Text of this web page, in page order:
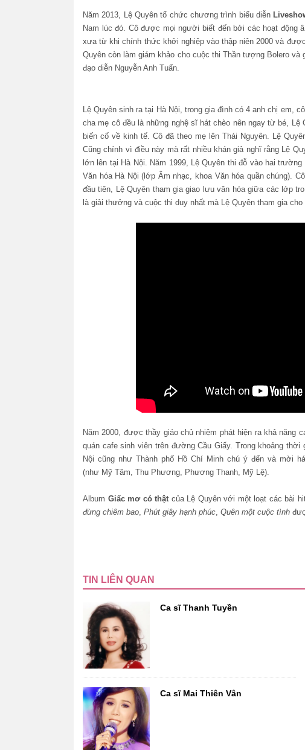
Năm 2013, Lệ Quyên tổ chức chương trình biểu diễn
Nam lúc đó. Cô được mọi người biết đến bởi các hoạt động
xưa từ khi chính thức khởi nghiệp vào thập niên 2000 và
Quyên còn làm giám khảo cho cuộc thi Thần tượng Bolero và
đạo diễn Nguyễn Anh Tuấn.
Lệ Quyên sinh ra tại Hà Nội, trong gia đình có 4 anh chị em,
cha mẹ cô đều là những nghệ sĩ hát chèo nên ngay từ bé,
biến cố về kinh tế. Cô đã theo mẹ lên Thái Nguyên. Lệ
Cũng chính vì điều này mà rất nhiều khán giả nghĩ rằng Lệ
lớn lên tại Hà Nội. Năm 1999, Lệ Quyên thi đỗ vào hai
Văn hóa Hà Nội (lớp Âm nhạc, khoa Văn hóa quần chúng).
đầu tiên, Lệ Quyên tham gia giao lưu văn hóa giữa các lớp
là giải thưởng và cuộc thi duy nhất mà Lệ Quyên tham gia cho
Năm 2000, được thầy giáo chủ nhiệm phát hiện ra khả năng
quán cafe sinh viên trên đường Cầu Giấy. Trong khoảng
Nội cũng như Thành phố Hồ Chí Minh chú ý đến và mời
(như Mỹ Tâm, Thu Phương, Phương Thanh, Mỹ Lệ).
Album Giấc mơ có thật của Lệ Quyên với một loạt các bài
đừng chiêm bao Phút giây hạnh phúc Quên một cuộc tình
TIN LIÊN QUAN
Ca sĩ Thanh Tuyền
Ca sĩ Mai Thiên Vân